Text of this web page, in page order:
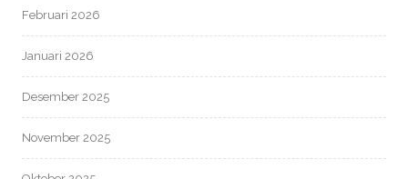
Februari 2026
Januari 2026
Desember 2025
November 2025